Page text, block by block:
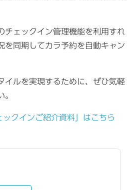
チェックイン管理機能を利用すれ
を同期してカラ予約を自動キャン
イルを実現するために、ぜひ気軽
。
クインご紹介資料」はこちら